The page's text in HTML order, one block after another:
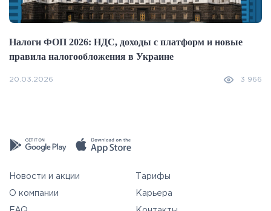
Налоги ФОП 2026: НДС, доходы с платформ и новые
правила налогообложения в Украине
20.03.2026 3 966
Новости и акции Тарифы
О компании Карьера